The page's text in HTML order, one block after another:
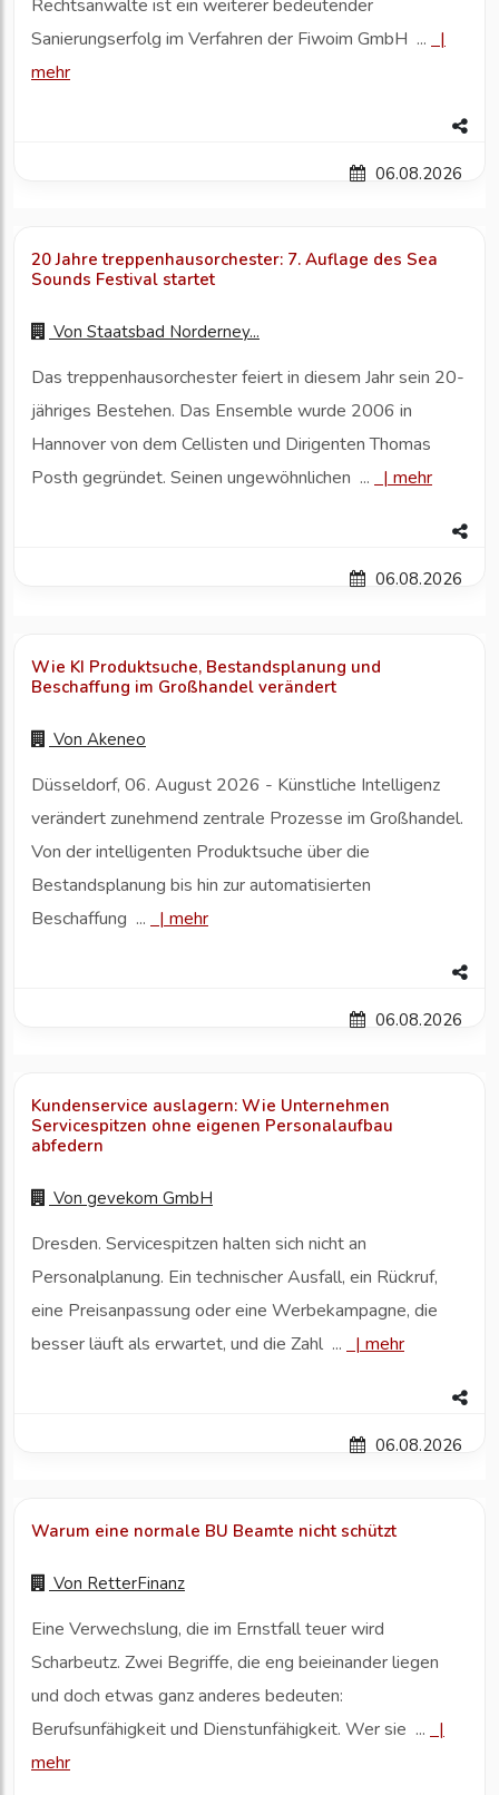
Rechtsanwälte ist ein weiterer bedeutender
Sanierungserfolg im Verfahren der Fiwoim GmbH ...
|
mehr
06.08.2026
20 Jahre treppenhausorchester: 7. Auflage des Sea
Sounds Festival startet
Von Staatsbad Norderney...
Das treppenhausorchester feiert in diesem Jahr sein 20-
jähriges Bestehen. Das Ensemble wurde 2006 in
Hannover von dem Cellisten und Dirigenten Thomas
Posth gegründet. Seinen ungewöhnlichen ...
| mehr
06.08.2026
Wie KI Produktsuche, Bestandsplanung und
Beschaffung im Großhandel verändert
Von Akeneo
Düsseldorf, 06. August 2026 - Künstliche Intelligenz
verändert zunehmend zentrale Prozesse im Großhandel.
Von der intelligenten Produktsuche über die
Bestandsplanung bis hin zur automatisierten
Beschaffung ...
| mehr
06.08.2026
Kundenservice auslagern: Wie Unternehmen
Servicespitzen ohne eigenen Personalaufbau
abfedern
Von gevekom GmbH
Dresden. Servicespitzen halten sich nicht an
Personalplanung. Ein technischer Ausfall, ein Rückruf,
eine Preisanpassung oder eine Werbekampagne, die
besser läuft als erwartet, und die Zahl ...
| mehr
06.08.2026
Warum eine normale BU Beamte nicht schützt
Von RetterFinanz
Eine Verwechslung, die im Ernstfall teuer wird
Scharbeutz. Zwei Begriffe, die eng beieinander liegen
und doch etwas ganz anderes bedeuten:
Berufsunfähigkeit und Dienstunfähigkeit. Wer sie ...
|
mehr